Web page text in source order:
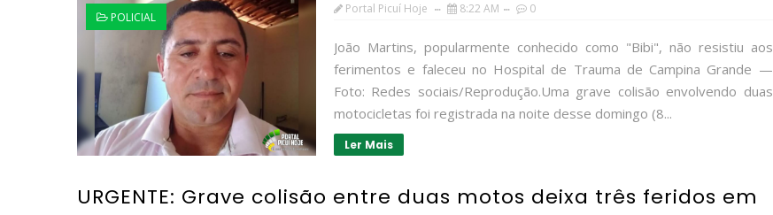
POLICIAL
Portal Picuí Hoje 8:22 AM 0
João Martins, popularmente conhecido como "Bibi", não resistiu aos
ferimentos e faleceu no Hospital de Trauma de Campina Grande —
Foto: Redes sociais/Reprodução.Uma grave colisão envolvendo duas
motocicletas foi registrada na noite desse domingo (8...
Ler Mais
URGENTE: Grave colisão entre duas motos deixa três feridos em